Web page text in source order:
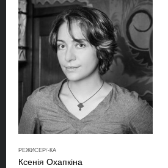
РЕЖИСЕР/-КА
Ксенія Охапкіна